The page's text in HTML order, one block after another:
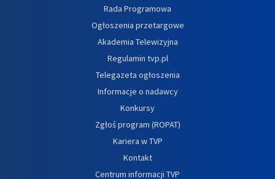
Rada Programowa
Ogłoszenia przetargowe
Akademia Telewizyjna
Regulamin tvp.pl
Telegazeta ogłoszenia
Informacje o nadawcy
Konkursy
Zgłoś program (ROPAT)
Kariera w TVP
Kontakt
Centrum informacji TVP